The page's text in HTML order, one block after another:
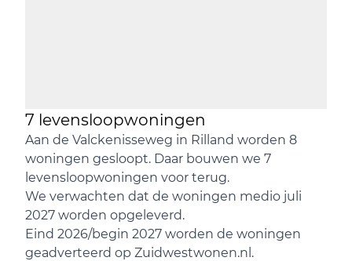
7 levensloopwoningen
Aan de Valckenisseweg in Rilland worden 8
woningen gesloopt. Daar bouwen we 7
levensloopwoningen voor terug.
We verwachten dat de woningen medio juli
2027 worden opgeleverd.
Eind 2026/begin 2027 worden de woningen
geadverteerd op Zuidwestwonen.nl.